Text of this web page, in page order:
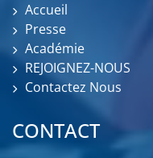
Accueil
Presse
Académie
REJOIGNEZ-NOUS
Contactez Nous
CONTACT